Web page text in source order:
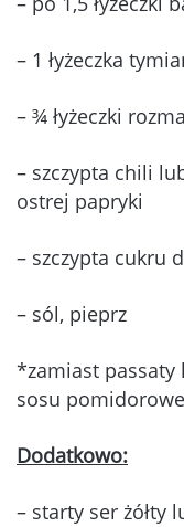
– 1 łyżeczka
– ¾ łyżeczki
– szczypta chili
ostrej papryki
– szczypta cukru
– sól, pieprz
*zamiast passaty
sosu
Dodatkowo:
– starty ser żółty